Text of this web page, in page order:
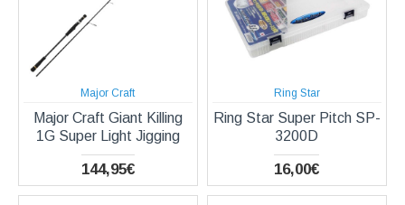
Major Craft
Major Craft Giant Killing
1G Super Light Jigging
144,95€
Ring Star
Ring Star Super Pitch SP-
3200D
16,00€